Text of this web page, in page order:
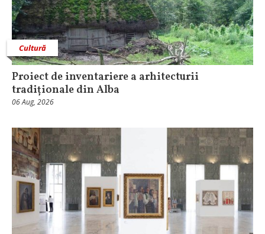
Cultură
Proiect de inventariere a arhitecturii
tradiționale din Alba
06 Aug, 2026